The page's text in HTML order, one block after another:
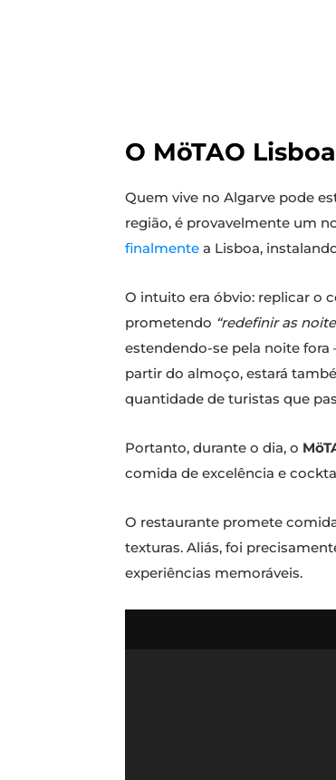
O MöTAO
Quem vive no Algarve pode
região, é provavelmente um
finalmente a Lisboa,
O intuito era óbvio: replicar o
prometendo “redefinir as
estendendo-se pela noite fora
partir do almoço, estará
quantidade de turistas que
Portanto, durante o dia, o
comida de excelência e
O restaurante promete
texturas. Aliás, foi
experiências memoráveis.